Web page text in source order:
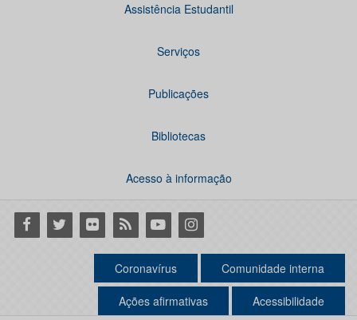
Assistência Estudantil
Serviços
Publicações
Bibliotecas
Acesso à informação
Facebook
Twitter Flickr RSS YoutubeInstagram
Coronavírus Comunidade interna
Ações afirmativas Acessibilidade